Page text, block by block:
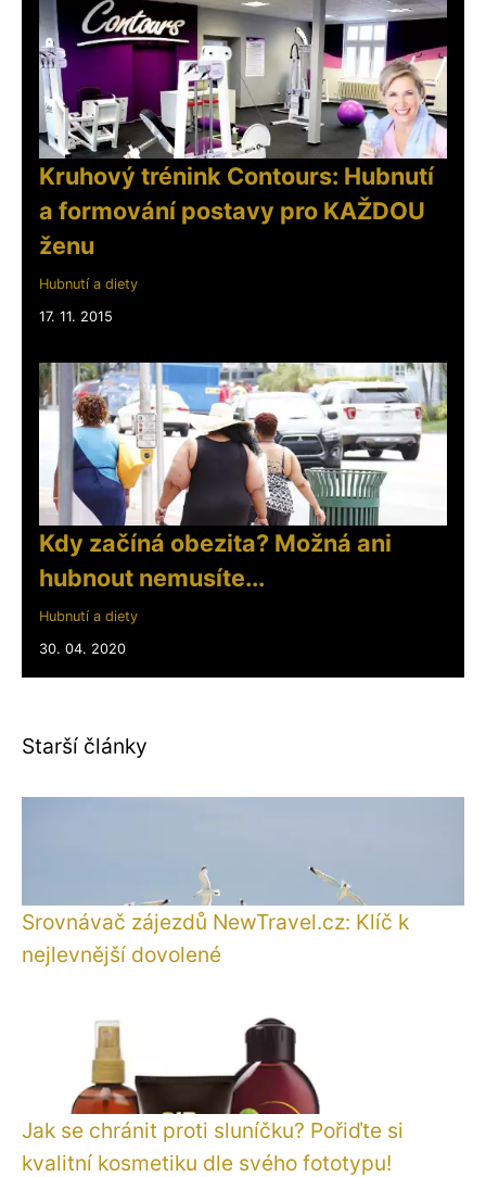
Kruhový trénink Contours: Hubnutí
a formování postavy pro KAŽDOU
ženu
Hubnutí a diety
17. 11. 2015
Kdy začíná obezita? Možná ani
hubnout nemusíte...
Hubnutí a diety
30. 04. 2020
Starší články
Srovnávač zájezdů NewTravel.cz: Klíč k
nejlevnější dovolené
Jak se chránit proti sluníčku? Pořiďte si
kvalitní kosmetiku dle svého fototypu!